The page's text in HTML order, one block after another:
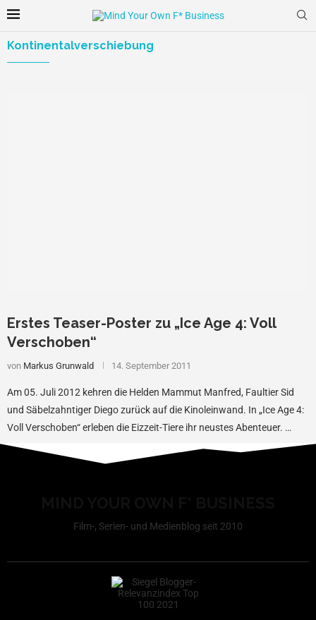
Kontinentalverschiebung
Erstes Teaser-Poster zu „Ice Age 4: Voll
Verschoben“
von Markus Grunwald 14. September 2011
Am 05. Juli 2012 kehren die Helden Mammut Manfred, Faultier Sid
und Säbelzahntiger Diego zurück auf die Kinoleinwand. In „Ice Age 4:
Voll Verschoben“ erleben die Eizzeit-Tiere ihr neustes Abenteuer. …
Film-, Serien- und Medienblog seit 2010